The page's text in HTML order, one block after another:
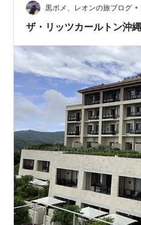
血アグー豚はすごく美味、 …
黒ポメ、レオンの旅ブログ •
ザ・リッツカールトン